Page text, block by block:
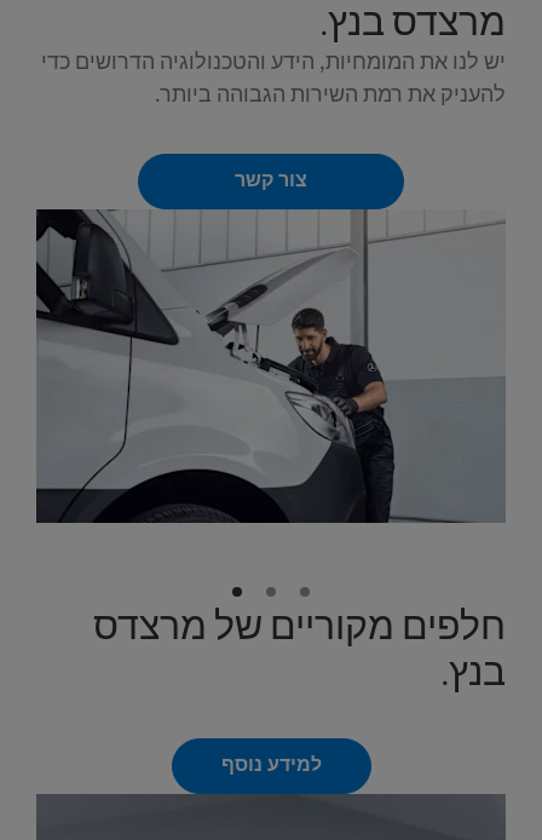
מרצדס בנץ.
יש לנו את המומחיות, הידע והטכנולוגיה הדרושים כדי
להעניק את רמת השירות הגבוהה ביותר.
צור קשר
חלפים מקוריים של מרצדס
בנץ.
למידע נוסף